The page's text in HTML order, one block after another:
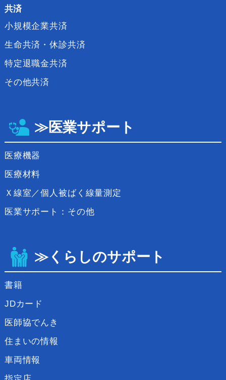
共済
小規模企業共済
生命共済・休診共済
特定退職金共済
その他共済
≫医業サポート
医療機器
医療材料
Ｘ線室／個人被ばく線量測定
医業サポート：その他
≫くらしのサポート
書籍
JDカード
医師協でんき
住まいの情報
車両情報